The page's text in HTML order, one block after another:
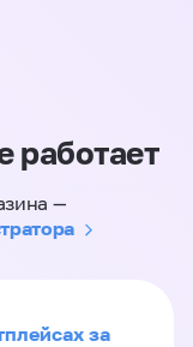
работает
—
за